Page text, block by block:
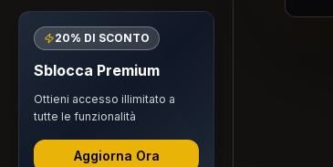
20% DI SCONTO
Sblocca Premium
Ottieni accesso illimitato a
tutte le funzionalità
Aggiorna Ora